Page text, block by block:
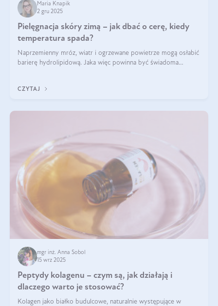
Maria Knapik
2 gru 2025
Pielęgnacja skóry zimą – jak dbać o cerę, kiedy
temperatura spada?
Naprzemienny mróz, wiatr i ogrzewane powietrze mogą osłabić
barierę hydrolipidową. Jaka więc powinna być świadoma
CZYTAJ
mgr inż. Anna Sobol
15 wrz 2025
Peptydy kolagenu – czym są, jak działają i
dlaczego warto je stosować?
Kolagen jako białko budulcowe, naturalnie występujące w